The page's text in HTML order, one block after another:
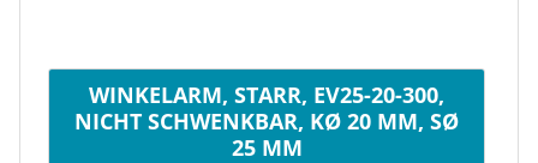
WINKELARM, STARR, EV25-20-300,
NICHT SCHWENKBAR, KØ 20 MM, SØ
25 MM